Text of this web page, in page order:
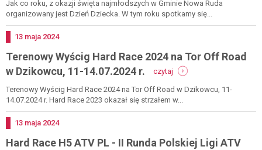
dzień
dziecka
świerkach
czerwca
2024
r.
Jak co roku, z okazji święta najmłodszych w Gminie Nowa Ruda
organizowany jest Dzień Dziecka. W tym roku spotkamy się...
Dodano
13 maja 2024
Terenowy Wyścig Hard Race 2024 na Tor Off Road
w Dzikowcu, 11-14.07.2024 r.
czytaj
terenowy
wyścig
hard
tor
Terenowy Wyścig Hard Race 2024 na Tor Off Road w Dzikowcu, 11-
14.07.2024 r. Hard Race 2023 okazał się strzałem w...
Dodano
13 maja 2024
Hard Race H5 ATV PL - II Runda Polskiej Ligi ATV